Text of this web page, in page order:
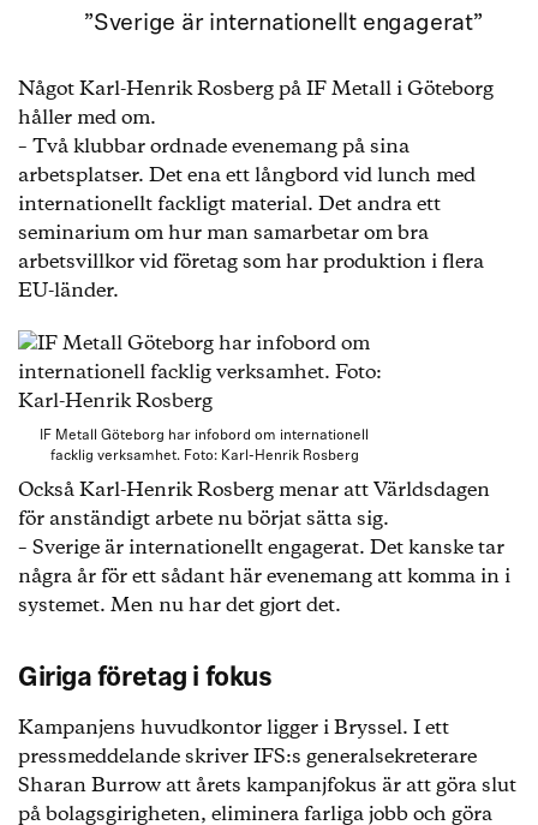
”Sverige är internationellt engagerat”
Något Karl-Henrik Rosberg på IF Metall i Göteborg
håller med om.
– Två klubbar ordnade evenemang på sina
arbetsplatser. Det ena ett långbord vid lunch med
internationellt fackligt material. Det andra ett
seminarium om hur man samarbetar om bra
arbetsvillkor vid företag som har produktion i flera
EU-länder.
IF Metall Göteborg har infobord om internationell
facklig verksamhet. Foto: Karl-Henrik Rosberg
Också Karl-Henrik Rosberg menar att Världsdagen
för anständigt arbete nu börjat sätta sig.
– Sverige är internationellt engagerat. Det kanske tar
några år för ett sådant här evenemang att komma in i
systemet. Men nu har det gjort det.
Giriga företag i fokus
Kampanjens huvudkontor ligger i Bryssel. I ett
pressmeddelande skriver IFS:s generalsekreterare
Sharan Burrow att årets kampanjfokus är att göra slut
på bolagsgirigheten, eliminera farliga jobb och göra